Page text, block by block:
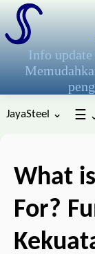
Info update
JayaSteel ⌄ ☰
What
For?